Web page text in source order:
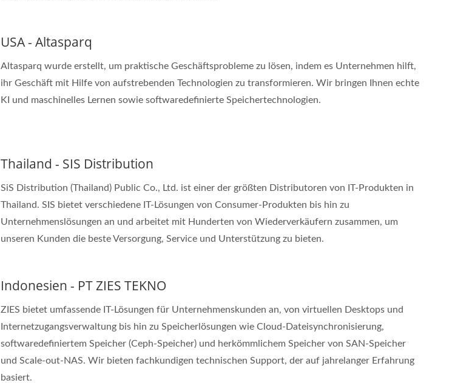
USA - Altasparq
Altasparq wurde erstellt, um praktische Geschäftsprobleme zu lösen, indem es Unternehmen hilft,
ihr Geschäft mit Hilfe von aufstrebenden Technologien zu transformieren. Wir bringen Ihnen echte
KI und maschinelles Lernen sowie softwaredefinierte Speichertechnologien.
Thailand - SIS Distribution
SiS Distribution (Thailand) Public Co., Ltd. ist einer der größten Distributoren von IT-Produkten in
Thailand. SIS bietet verschiedene IT-Lösungen von Consumer-Produkten bis hin zu
Unternehmenslösungen an und arbeitet mit Hunderten von Wiederverkäufern zusammen, um
unseren Kunden die beste Versorgung, Service und Unterstützung zu bieten.
Indonesien - PT ZIES TEKNO
ZIES bietet umfassende IT-Lösungen für Unternehmenskunden an, von virtuellen Desktops und
Internetzugangsverwaltung bis hin zu Speicherlösungen wie Cloud-Dateisynchronisierung,
softwaredefiniertem Speicher (Ceph-Speicher) und herkömmlichem Speicher von SAN-Speicher
und Scale-out-NAS. Wir bieten fachkundigen technischen Support, der auf jahrelanger Erfahrung
basiert.